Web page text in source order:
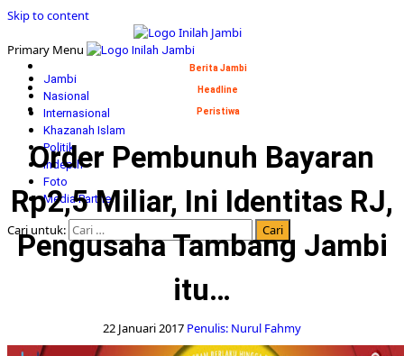
Skip to content
Primary Menu
Jambi
Nasional
Internasional
Khazanah Islam
Politik
Indepth
Foto
Media Partner
Cari untuk:
Berita Jambi
Headline
Peristiwa
Order Pembunuh Bayaran
Rp2,5 Miliar, Ini Identitas RJ,
Pengusaha Tambang Jambi
itu…
22 Januari 2017 Penulis: Nurul Fahmy